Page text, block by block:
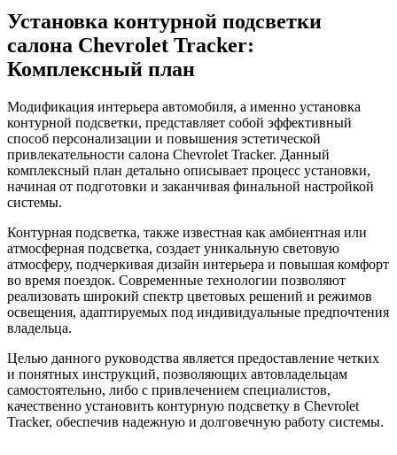
Установка контурной подсветки
салона Chevrolet Tracker:
Комплексный план
Модификация интерьера автомобиля, а именно установка
контурной подсветки, представляет собой эффективный
способ персонализации и повышения эстетической
привлекательности салона Chevrolet Tracker. Данный
комплексный план детально описывает процесс установки,
начиная от подготовки и заканчивая финальной настройкой
системы.
Контурная подсветка, также известная как амбиентная или
атмосферная подсветка, создает уникальную световую
атмосферу, подчеркивая дизайн интерьера и повышая комфорт
во время поездок. Современные технологии позволяют
реализовать широкий спектр цветовых решений и режимов
освещения, адаптируемых под индивидуальные предпочтения
владельца.
Целью данного руководства является предоставление четких
и понятных инструкций, позволяющих автовладельцам
самостоятельно, либо с привлечением специалистов,
качественно установить контурную подсветку в Chevrolet
Tracker, обеспечив надежную и долговечную работу системы.